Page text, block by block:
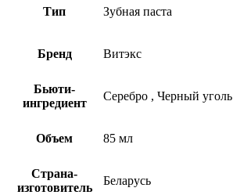
Тип Зубная паста
Бренд Витэкс
Бьюти-
ингредиент
Серебро , Черный уголь
Объем 85 мл
Страна-
изготовитель
Беларусь